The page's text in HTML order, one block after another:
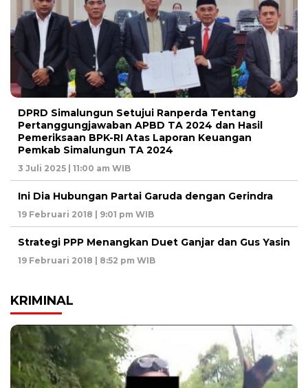
DPRD Simalungun Setujui Ranperda Tentang
Pertanggungjawaban APBD TA 2024 dan Hasil
Pemeriksaan BPK-RI Atas Laporan Keuangan
Pemkab Simalungun TA 2024
3 Juli 2025 | 11:00 am WIB
Ini Dia Hubungan Partai Garuda dengan Gerindra
19 Februari 2018 | 9:01 pm WIB
Strategi PPP Menangkan Duet Ganjar dan Gus Yasin
19 Februari 2018 | 8:52 pm WIB
KRIMINAL